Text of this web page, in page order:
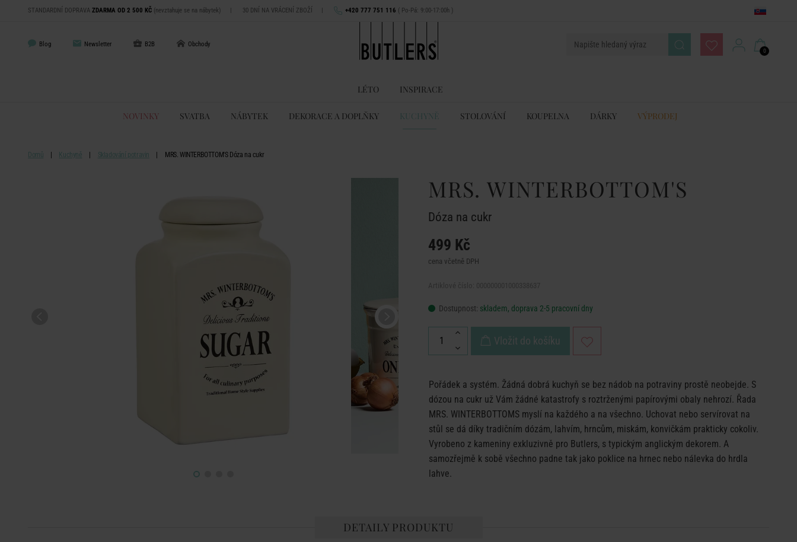
STANDARDNÍ DOPRAVA ZDARMA OD 2 500 KČ (nevztahuje se na nábytek) | 30 DNÍ NA VRÁCENÍ ZBOŽÍ | +420 777 751 116 ( Po-Pá: 9:00-17:00h )
Blog Newsletter B2B Obchody
0
LÉTO INSPIRACE
NOVINKY SVATBA NÁBYTEK DEKORACE A DOPLŇKY KUCHYNĚ STOLOVÁNÍ KOUPELNA DÁRKY VÝPRODEJ
Domů Kuchyně Skladování potravin MRS. WINTERBOTTOM'S Dóza na cukr
MRS. WINTERBOTTOM'S
Dóza na cukr
499 Kč
cena včetně DPH
Dostupnost: skladem, doprava 2-5 pracovní dny
Vložit do košíku
Pořádek a systém. Žádná dobrá kuchyň se bez nádob na potraviny prostě neobejde. S
dózou na cukr už Vám žádné katastrofy s roztrženými papírovými obaly nehrozí. Řada
MRS. WINTERBOTTOMS myslí na každého a na všechno. Uchovat nebo servírovat na
stůl se dá díky tradičním dózám, lahvím, hrncům, miskám, konvičkám prakticky cokoliv.
Vyrobeno z kameniny exkluzivně pro Butlers, s typickým anglickým dekorem. A
samozřejmě k sobě všechno padne tak jako poklice na hrnec nebo nálevka do hrdla
lahve.
DETAILY PRODUKTU